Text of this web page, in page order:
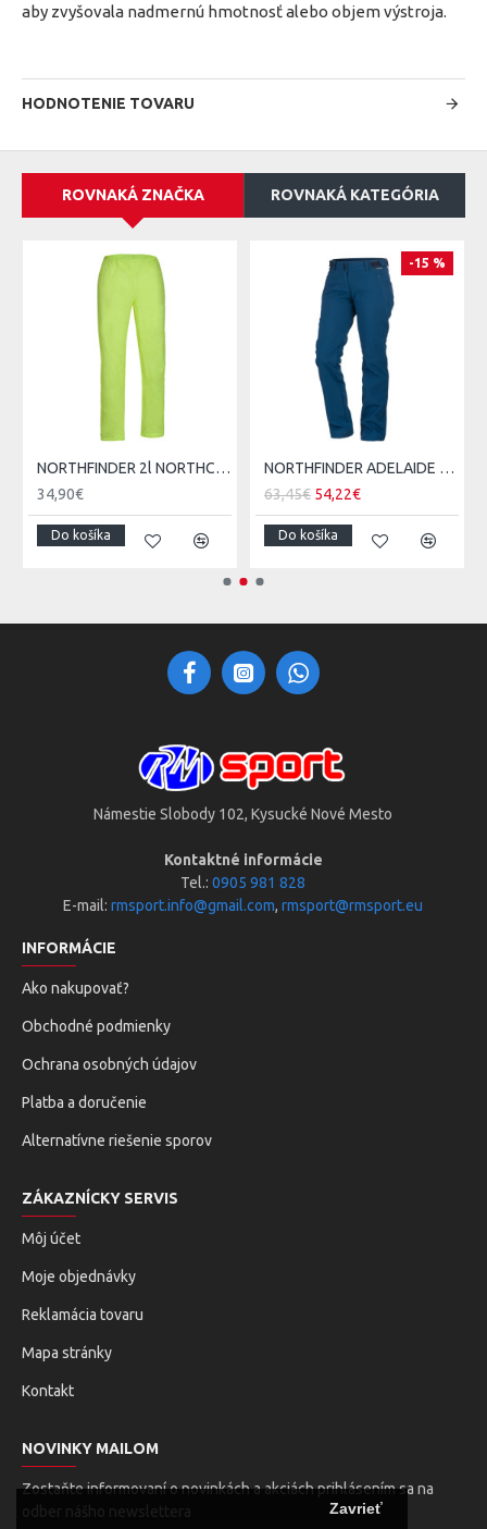
Zavrieť
aby zvyšovala nadmernú hmotnosť alebo objem výstroja.
HODNOTENIE TOVARU
ROVNAKÁ ZNAČKA ROVNAKÁ KATEGÓRIA
NORTHFINDER 2l NORTHCOVER pánske nepremokavé nohavice zbaliteľné
34,90€
Do košíka
-15 %
NORTHFINDER ADELAIDE dámske softshellové outdoor nohavice
63,45€ 54,22€
Do košíka
Námestie Slobody 102, Kysucké Nové Mesto
Kontaktné informácie
Tel.:0905 981 828
E-mail:rmsport.info@gmail.com,rmsport@rmsport.eu
INFORMÁCIE
Ako nakupovať?
Obchodné podmienky
Ochrana osobných údajov
Platba a doručenie
Alternatívne riešenie sporov
ZÁKAZNÍCKY SERVIS
Môj účet
Moje objednávky
Reklamácia tovaru
Mapa stránky
Kontakt
NOVINKY MAILOM
Zostaňte informovaní o novinkách a akciách prihlásením sa na